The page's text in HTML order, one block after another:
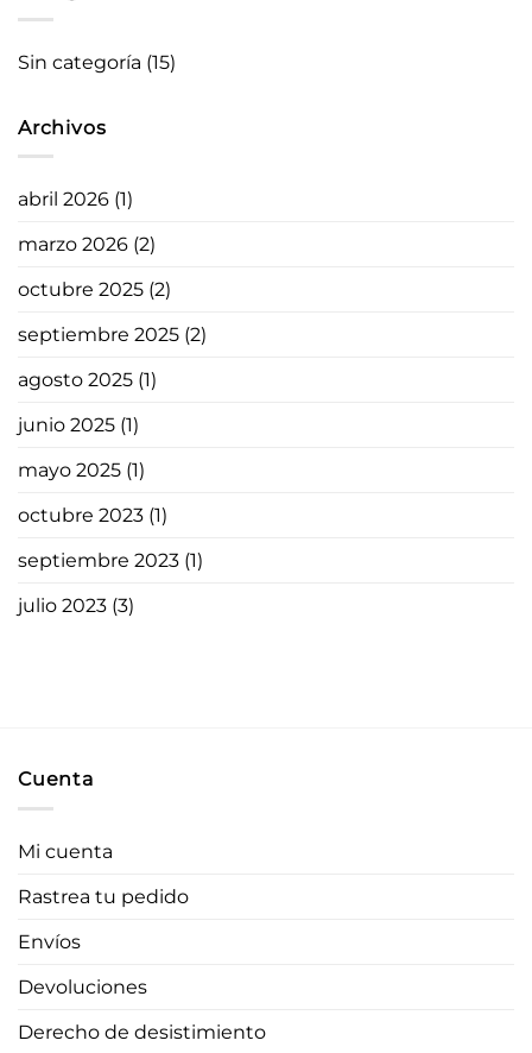
y
Pilar
Otoño-
Sin categoría (15)
Archivos
abril 2026 (1)
marzo 2026 (2)
octubre 2025 (2)
septiembre 2025 (2)
agosto 2025 (1)
junio 2025 (1)
mayo 2025 (1)
octubre 2023 (1)
septiembre 2023 (1)
julio 2023 (3)
Cuenta
Mi cuenta
Rastrea tu pedido
Envíos
Devoluciones
Derecho de desistimiento